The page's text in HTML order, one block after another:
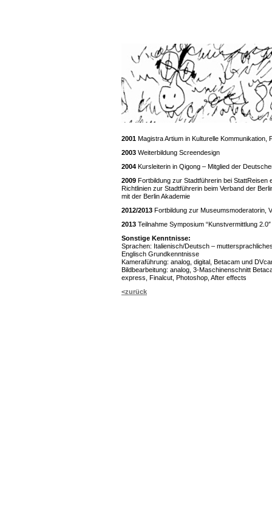
2001 Magistra Artium in Kulturelle Kommunikation,
2003 Weiterbildung Screendesign
2004 Kursleiterin in Qigong – Mitglied der
2009 Fortbildung zur Stadtführerin bei StattReisen
Richtlinien zur Stadtführerin beim Verband der
mit der Berlin Akademie
2012/2013 Fortbildung zur Museumsmoderatorin,
2013 Teilnahme Symposium “Kunstvermittlung
Sonstige Kenntnisse:
Sprachen: Italienisch/Deutsch –
Englisch Grundkenntnisse
Kameraführung: analog, digital, Betacam und
Bildbearbeitung: analog, 3-Maschinenschnitt
express, Finalcut, Photoshop, After effects
<zurück